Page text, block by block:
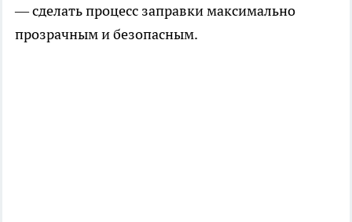
— сделать процесс заправки максимально
прозрачным и безопасным.